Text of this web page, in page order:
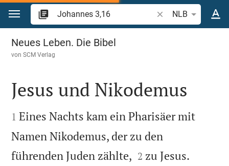
Zum Inhalt springen
Bibelstelle oder
NLB
Johannes 3
Neues Leben. Die Bibel
vonSCM Verlag

Jesus und Nikodemus

1 Eines Nachts kam ein Pharisäer mit
Namen Nikodemus, der zu den
führenden Juden zählte, 

2 zu Jesus.